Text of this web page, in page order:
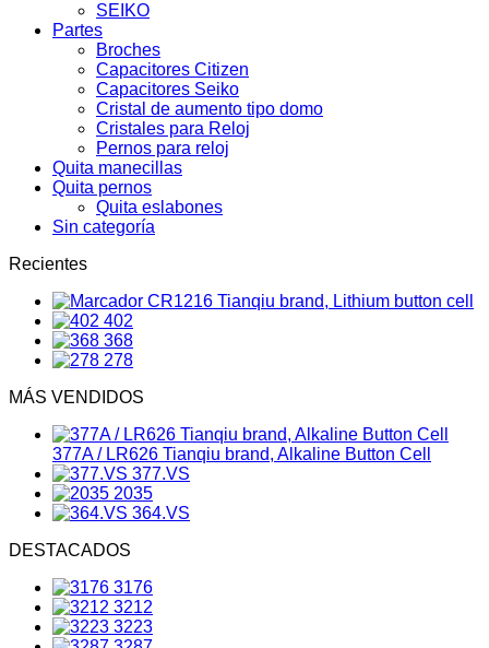
SEIKO
Partes
Broches
Capacitores Citizen
Capacitores Seiko
Cristal de aumento tipo domo
Cristales para Reloj
Pernos para reloj
Quita manecillas
Quita pernos
Quita eslabones
Sin categoría
Recientes
CR1216 Tianqiu brand, Lithium button cell
402
368
278
MÁS VENDIDOS
377A / LR626 Tianqiu brand, Alkaline Button Cell
377.VS
2035
364.VS
DESTACADOS
3176
3212
3223